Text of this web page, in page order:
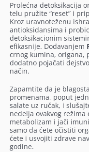
Prolećna detoksikacija
telu pružite “reset” i
Kroz uravnoteženu
antioksidansima i
detoksikacionim
efikasnije. Dodavanjem
crnog kumina, origana,
dodatno pojačati
način.
Zapamtite da je
promenama, poput
salate uz ručak, i
nedelja ovakvog
metabolizam i jači
samo da ćete očistiti
ćete i usvojiti zdrave
godine.